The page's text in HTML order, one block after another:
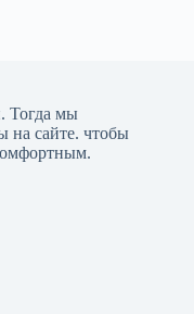
. Тогда мы
на сайте. чтобы